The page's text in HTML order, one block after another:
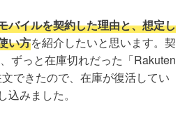
バイルを契約した理由と、想定し
い方を紹介したいと思います。契
ずっと在庫切れだった「Rakuten
できたので、在庫が復活してい
みました。